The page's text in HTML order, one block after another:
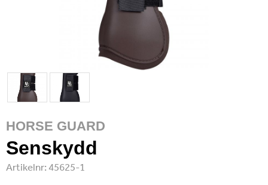
HORSE GUARD
Senskydd
Artikelnr: 45625-1